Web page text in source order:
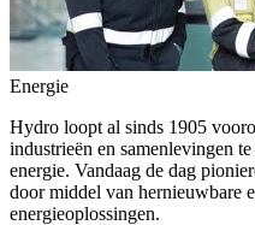
Energie
Hydro loopt al sinds 1905
industrieën en samenlevingen
energie. Vandaag de dag
door middel van hernieuwbare
energieoplossingen.